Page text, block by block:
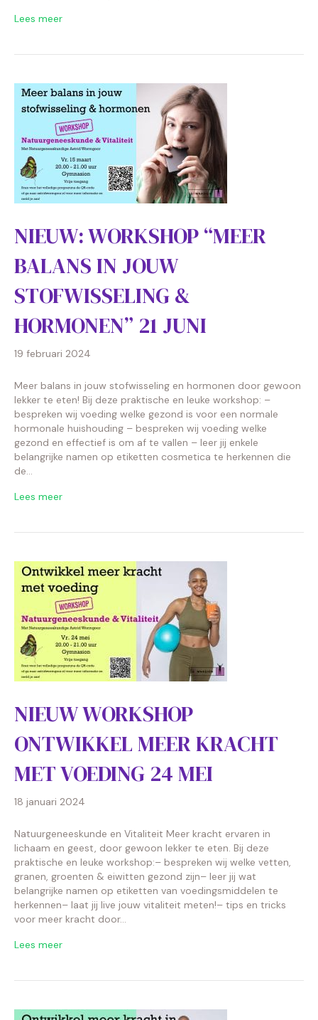
Lees meer
NIEUW: WORKSHOP “MEER
BALANS IN JOUW
STOFWISSELING &
HORMONEN” 21 JUNI
19 februari 2024
Meer balans in jouw stofwisseling en hormonen door gewoon
lekker te eten! Bij deze praktische en leuke workshop: –
bespreken wij voeding welke gezond is voor een normale
hormonale huishouding – bespreken wij voeding welke
gezond en effectief is om af te vallen – leer jij enkele
belangrijke namen op etiketten cosmetica te herkennen die
de…
Lees meer
NIEUW WORKSHOP
ONTWIKKEL MEER KRACHT
MET VOEDING 24 MEI
18 januari 2024
Natuurgeneeskunde en Vitaliteit Meer kracht ervaren in
lichaam en geest, door gewoon lekker te eten. Bij deze
praktische en leuke workshop:– bespreken wij welke vetten,
granen, groenten & eiwitten gezond zijn– leer jij wat
belangrijke namen op etiketten van voedingsmiddelen te
herkennen– laat jij live jouw vitaliteit meten!– tips en tricks
voor meer kracht door…
Lees meer